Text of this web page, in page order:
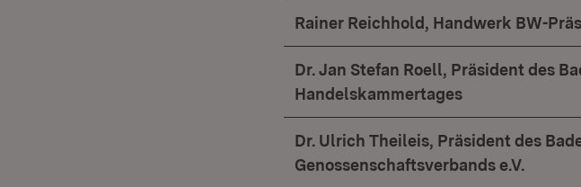
Rainer Reichhold, Handwerk BW-
Dr. Jan Stefan Roell, Präsident des
Handelskammertages
Dr. Ulrich Theileis, Präsident des
Genossenschaftsverbands e.V.